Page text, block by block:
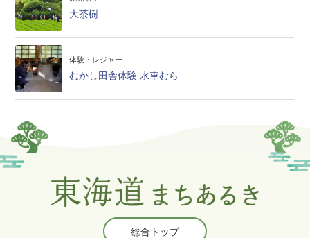
大茶樹
体験・レジャー
むかし田舎体験 水車むら
総合トップ